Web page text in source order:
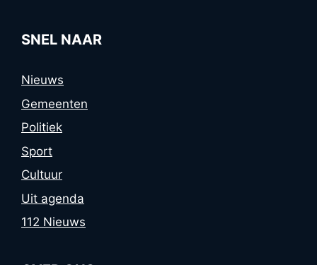
SNEL NAAR
Nieuws
Gemeenten
Politiek
Sport
Cultuur
Uit agenda
112 Nieuws